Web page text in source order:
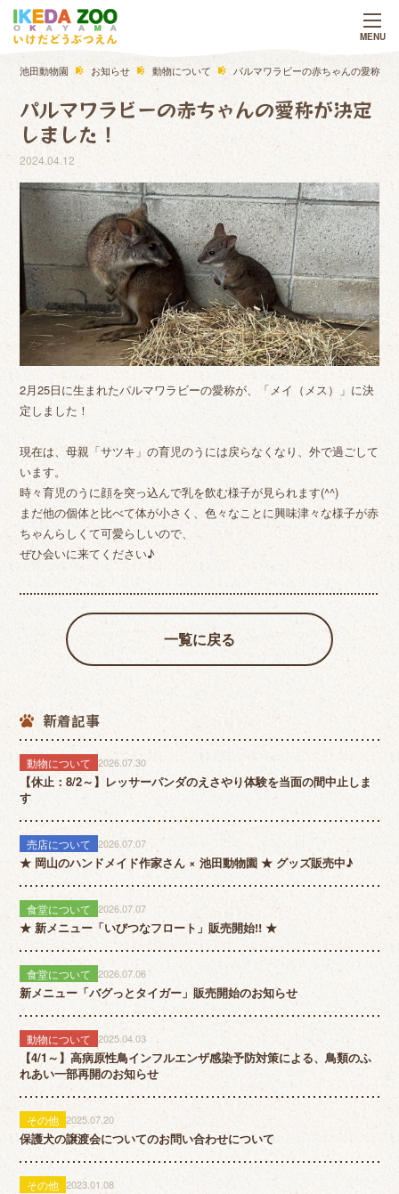
池田動物園 お知らせ 動物について パルマワラビーの赤ちゃんの愛称が
パルマワラビーの赤ちゃんの愛称が決定
しました！
2024.04.12
2月25日に生まれたパルマワラビーの愛称が、「メイ（メス）」に決
定しました！
現在は、母親「サツキ」の育児のうには戻らなくなり、外で過ごして
います。
時々育児のうに顔を突っ込んで乳を飲む様子が見られます(^^)
まだ他の個体と比べて体が小さく、色々なことに興味津々な様子が赤
ちゃんらしくて可愛らしいので、
ぜひ会いに来てください♪
一覧に戻る
新着記事
動物について 2026.07.30
【休止：8/2～】レッサーパンダのえさやり体験を当面の間中止しま
す
売店について 2026.07.07
★ 岡山のハンドメイド作家さん × 池田動物園 ★ グッズ販売中♪
食堂について 2026.07.07
★ 新メニュー「いびつなフロート」販売開始!! ★
食堂について 2026.07.06
新メニュー「バグっとタイガー」販売開始のお知らせ
動物について 2025.04.03
【4/1～】高病原性鳥インフルエンザ感染予防対策による、鳥類のふ
れあい一部再開のお知らせ
その他 2025.07.20
保護犬の譲渡会についてのお問い合わせについて
その他 2023.01.08